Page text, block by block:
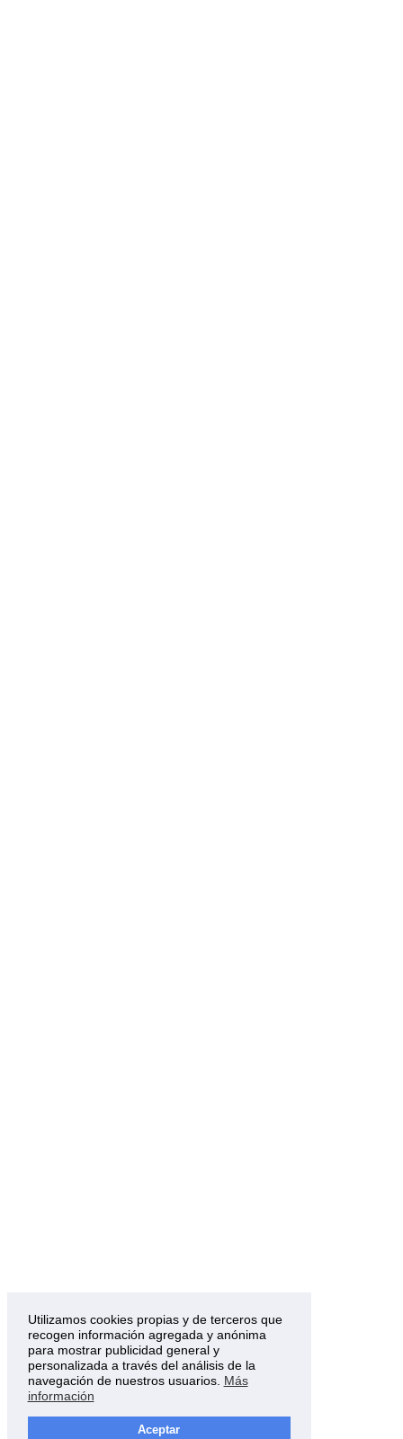
Utilizamos cookies propias y de terceros que
recogen información agregada y anónima
para mostrar publicidad general y
personalizada a través del análisis de la
navegación de nuestros usuarios. Más
información
Aceptar